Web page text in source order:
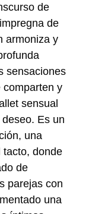
de
de
armoniza y
sensaciones
comparten y
sensual
Es un
una
tacto, donde
de
parejas con
una